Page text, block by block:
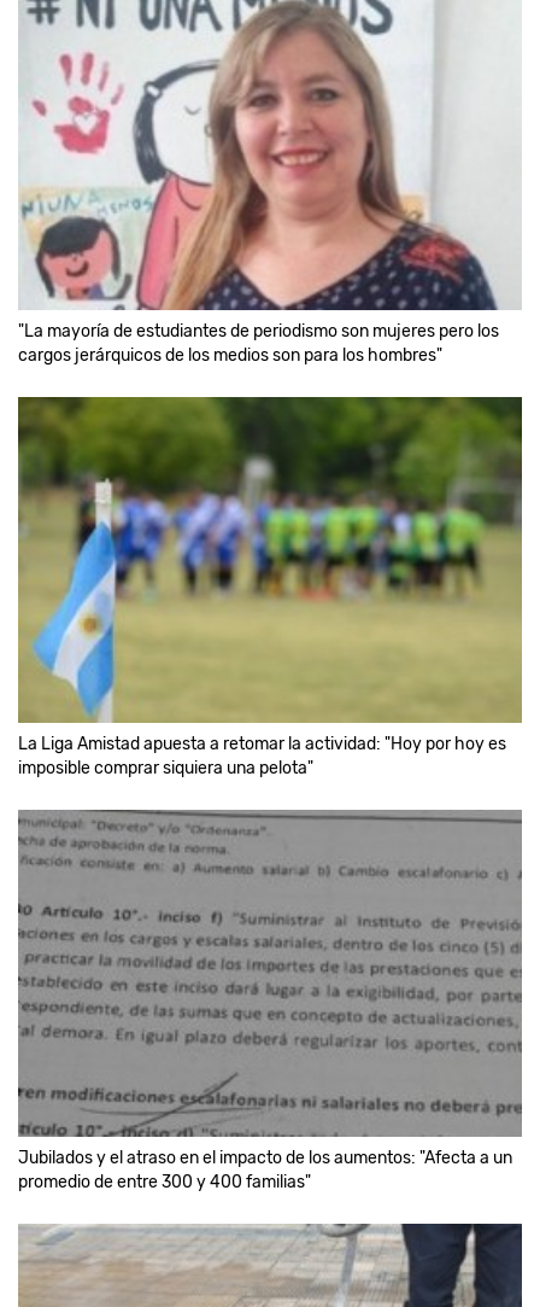
"La mayoría de estudiantes de periodismo son mujeres pero los
cargos jerárquicos de los medios son para los hombres"
La Liga Amistad apuesta a retomar la actividad: "Hoy por hoy es
imposible comprar siquiera una pelota"
Jubilados y el atraso en el impacto de los aumentos: "Afecta a un
promedio de entre 300 y 400 familias"